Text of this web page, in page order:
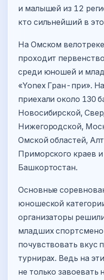
и малышей из 12
кто сильнейший в
На Омском велотреке
проходит
среди юношей и
«Yonex Гран-при».
приехали около 130
Новосибирской,
Нижегородской,
Омской областей,
Приморского краев
Башкортостан.
Основные
юношеской
организаторы
младших
почувствовать вкус
турнирах. Ведь на
не только завоевать